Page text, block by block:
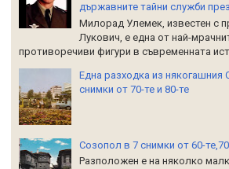
държавните тайни служби
Милорад Улемек, известен с
Лукович, е една от най-
противоречиви фигури в съвременната
Една разходка из някогашния
снимки от 70-те и 80-те
Созопол в 7 снимки от 60-
Разположен е на няколко